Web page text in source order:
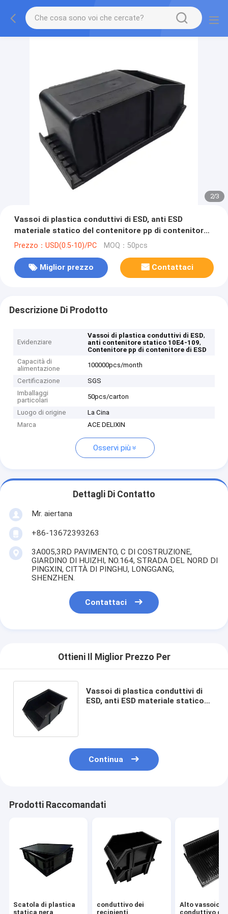
2/3
Vassoi di plastica conduttivi di ESD, anti ESD
materiale statico del contenitore pp di contenitore
di 10E4-109
Prezzo：USD(0.5-10)/PC MOQ：50pcs
Miglior prezzo Contattaci
Descrizione Di Prodotto
Evidenziare
Vassoi di plastica conduttivi di ESD,
anti contenitore statico 10E4-109,
Contenitore pp di contenitore di ESD
Capacità di
alimentazione
100000pcs/month
Certificazione
SGS
Imballaggi
particolari
50pcs/carton
Luogo di origine
La Cina
Marca
ACE DELIXIN
Osservi più
Dettagli Di Contatto
Mr. aiertana
+86-13672393263
3A005,3RD PAVIMENTO, C DI COSTRUZIONE,
GIARDINO DI HUIZHI, NO.164, STRADA DEL NORD DI
PINGXIN, CITTÀ DI PINGHU, LONGGANG,
SHENZHEN.
Contattaci
Ottieni Il Miglior Prezzo Per
Vassoi di plastica conduttivi di
ESD, anti ESD materiale statico
Continua
Prodotti Raccomandati
Scatola di plastica
statica nera
conduttivo dei
recipienti
Alto vassoio
conduttivo